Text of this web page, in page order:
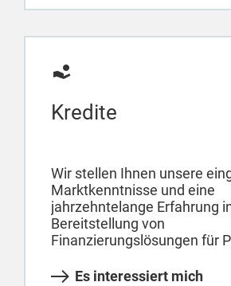
Kredite
Wir stellen Ihnen unsere
Marktkenntnisse und eine
jahrzehntelange Erfahrung
Bereitstellung von
Finanzierungslösungen für
Es interessiert mich